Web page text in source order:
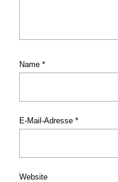
Name*
E-Mail-Adresse*
Website